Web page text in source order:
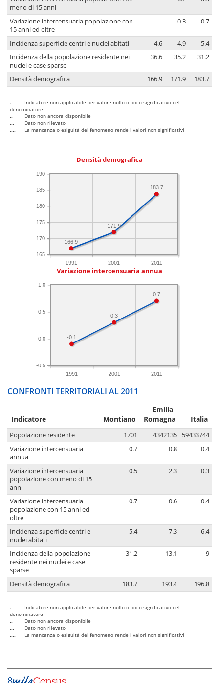
meno di 15 anni
Variazione intercensuaria popolazione con
15 anni ed oltre
- 0.3 0.7
Incidenza superficie centri e nuclei abitati 4.6 4.9
5.4
Incidenza della popolazione residente nei
nuclei e case sparse
36.6 35.2 31.2
Densità demografica 166.9 171.9 183.7
-
Indicatore non applicabile per valore nullo o poco significativo del
denominatore
..
Dato non ancora disponibile
...
Dato non rilevato
....
La mancanza o esiguità del fenomeno rende i valori non significativi
Densità demografica
1991 2001 2011
165
170
175
180
185
190
183.7
171.9
166.9
Variazione intercensuaria annua
1991 2001 2011
-0.5
0.0
0.5
1.0
0.7
0.3
-0.1
CONFRONTI TERRITORIALI AL 2011
Indicatore Montiano
Emilia-
Romagna
Italia
Popolazione residente 1701 4342135
59433744
Variazione intercensuaria
annua
0.7 0.8 0.4
Variazione intercensuaria
popolazione con meno di 15
anni
0.5 2.3 0.3
Variazione intercensuaria
popolazione con 15 anni ed
oltre
0.7 0.6 0.4
Incidenza superficie centri e
nuclei abitati
5.4 7.3 6.4
Incidenza della popolazione
residente nei nuclei e case
sparse
31.2 13.1 9
Densità demografica 183.7 193.4 196.8
-
Indicatore non applicabile per valore nullo o poco significativo del
denominatore
..
Dato non ancora disponibile
...
Dato non rilevato
....
La mancanza o esiguità del fenomeno rende i valori non significativi